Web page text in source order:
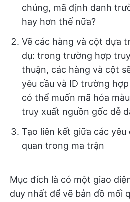
chúng, mã định danh
hay hơn thế nữa?
Vẽ các hàng và cột dựa
dụ: trong trường hợp
thuận, các hàng và cột
yêu cầu và ID trường
có thể muốn mã hóa
truy xuất nguồn gốc dễ
Tạo liên kết giữa các yêu
quan trong ma trận
Mục đích là có một giao
duy nhất để vẽ bản đồ mối